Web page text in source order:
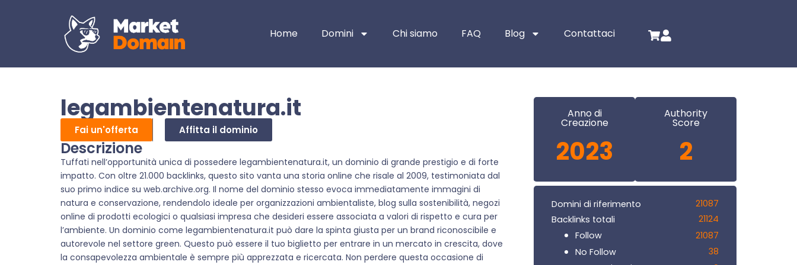
Home Domini Chi siamo FAQ Blog Contattaci
legambientenatura.it
Fai un'offerta Affitta il dominio
Descrizione
Tuffati nell’opportunità unica di possedere legambientenatura.it, un dominio di grande prestigio e di forte
impatto. Con oltre 21.000 backlinks, questo sito vanta una storia online che risale al 2009, testimoniata dal
suo primo indice su web.archive.org. Il nome del dominio stesso evoca immediatamente immagini di
natura e conservazione, rendendolo ideale per organizzazioni ambientaliste, blog sulla sostenibilità, negozi
online di prodotti ecologici o qualsiasi impresa che desideri essere associata a valori di rispetto e cura per
l’ambiente. Un dominio come legambientenatura.it può dare la spinta giusta per un brand riconoscibile e
autorevole nel settore green. Questo può essere il tuo biglietto per entrare in un mercato in crescita, dove
la consapevolezza ambientale è sempre più apprezzata e ricercata. Non perdere questa occasione di
Anno di
Creazione
2023
Authority
Score
2
Domini di riferimento
21087
Backlinks totali
21124
Follow
21087
No Follow
38